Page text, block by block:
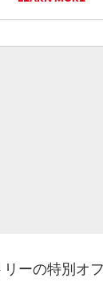
リーの特別オ